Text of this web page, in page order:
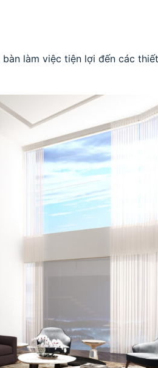
làm việc tiện lợi đến các